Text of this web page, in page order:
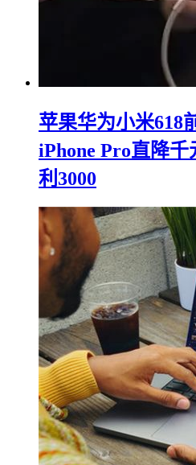
苹果华为小米618
iPhone Pro直降
利3000